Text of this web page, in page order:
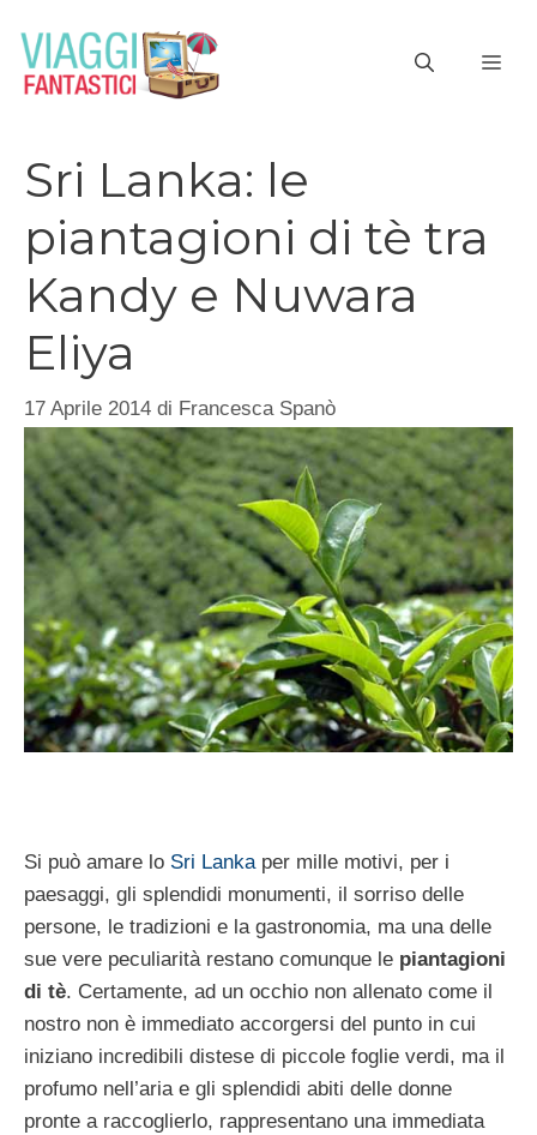
contenuto
Sri Lanka: le
piantagioni di tè tra
Kandy e Nuwara
Eliya
17 Aprile 2014 di Francesca Spanò
Si può amare lo Sri Lankaper mille motivi, per i
paesaggi, gli splendidi monumenti, il sorriso delle
persone, le tradizioni e la gastronomia, ma una delle
sue vere peculiarità restano comunque le piantagioni
di tè. Certamente, ad un occhio non allenato come il
nostro non è immediato accorgersi del punto in cui
iniziano incredibili distese di piccole foglie verdi, ma il
profumo nell’aria e gli splendidi abiti delle donne
pronte a raccoglierlo, rappresentano una immediata